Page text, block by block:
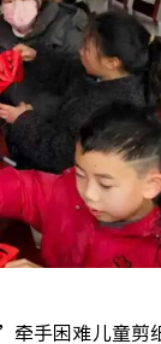
手困难儿童剪